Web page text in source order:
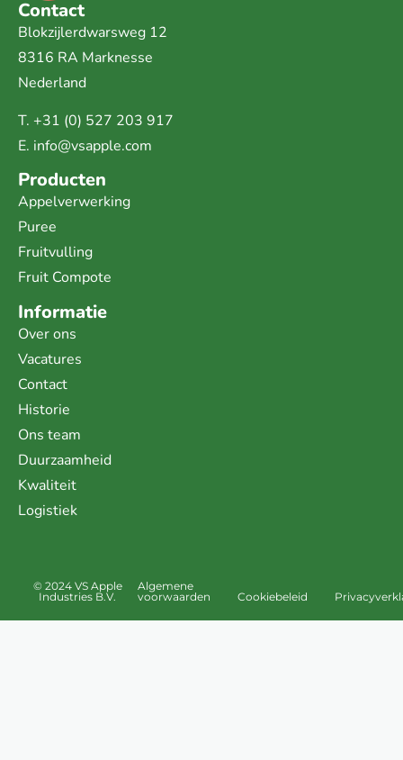
Contact
Blokzijlerdwarsweg 12
8316 RA Marknesse
Nederland
T. +31 (0) 527 203 917
E. info@vsapple.com
Producten
Appelverwerking
Puree
Fruitvulling
Fruit Compote
Informatie
Over ons
Vacatures
Contact
Historie
Ons team
Duurzaamheid
Kwaliteit
Logistiek
© 2024 VS Apple
Industries B.V.
Algemene
voorwaarden
Cookiebeleid